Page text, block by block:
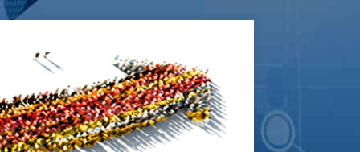
unserer Website. Einige von ihnen sind essenziell, während andere uns
Ihre Erfahrung zu verbessern.
alt sind und Ihre Zustimmung zu freiwilligen Diensten geben möchten,
um Erlaubnis bitten.